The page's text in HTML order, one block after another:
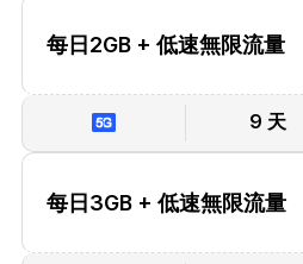
每日2GB + 低速無限流量
9 天
每日3GB + 低速無限流量